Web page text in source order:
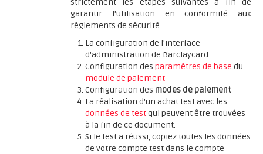
strictement les étapes suivantes à fin de
garantir l'utilisation en conformité aux
règlements de sécurité.
La configuration de l'interface
d'administration de Barclaycard.
Configuration des paramètres de base du
module de paiement
Configuration des modes de paiement
La réalisation d'un achat test avec les
données de testqui peuvent être trouvées
à la fin de ce document.
Si le test a réussi, copiez toutes les données
de votre compte test dans le compte